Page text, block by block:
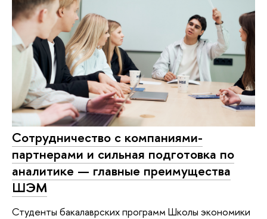
Сотрудничество с компаниями-
партнерами и сильная подготовка по
аналитике — главные преимущества
ШЭМ
Студенты бакалаврских программ Школы экономики